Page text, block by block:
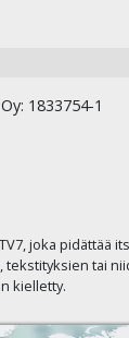
1833754-1
joka pidättää
tekstityksien tai
kielletty.